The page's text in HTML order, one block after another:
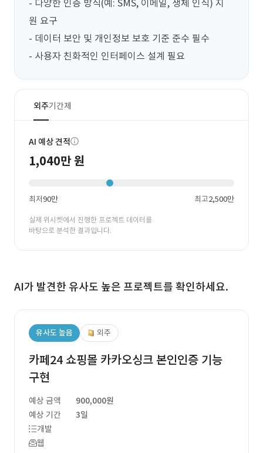
- 다양한 인증 방식(예: SMS, 이메일, 생체 인식) 지
원 요구
- 데이터 보안 및 개인정보 보호 기준 준수 필수
- 사용자 친화적인 인터페이스 설계 필요
외주기간제
AI 예상 견적
1,040만 원
최저90만 최고2,500만
실제 위시켓에서 진행한 프로젝트 데이터를
바탕으로 분석한 결과입니다.
AI가 발견한 유사도 높은 프로젝트를 확인하세요.
유사도 높음 외주
카페24 쇼핑몰 카카오싱크 본인인증 기능
구현
예상 금액
900,000원
예상 기간
3일
개발
웹